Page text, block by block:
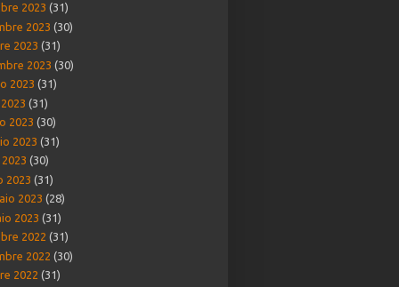
2023 (31)
2023 (30)
2023 (31)
2023 (30)
2023 (31)
(31)
2023 (30)
2023 (31)
(30)
2023 (31)
2023 (28)
2023 (31)
2022 (31)
2022 (30)
2022 (31)